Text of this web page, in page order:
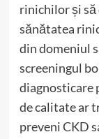
rinichilor și
sănătatea
din domeniul
screeningul
diagnosticare
de calitate ar
preveni CKD